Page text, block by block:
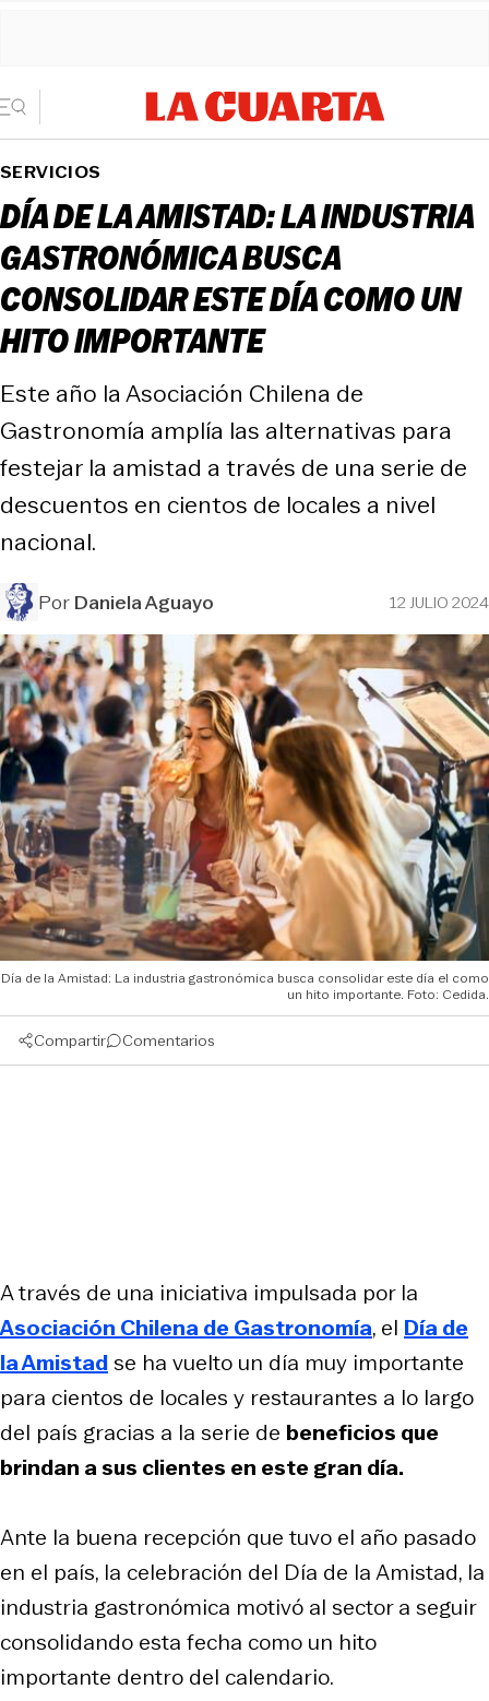
SERVICIOS
DÍA DE LA AMISTAD: LA INDUSTRIA
GASTRONÓMICA BUSCA
CONSOLIDAR ESTE DÍA COMO UN
HITO IMPORTANTE
Este año la Asociación Chilena de
Gastronomía amplía las alternativas para
festejar la amistad a través de una serie de
descuentos en cientos de locales a nivel
nacional.
PorDaniela Aguayo 12 JULIO 2024
Día de la Amistad: La industria gastronómica busca consolidar este día el como
un hito importante. Foto: Cedida.
Compartir Comentarios
A través de una iniciativa impulsada por la
Asociación Chilena de Gastronomía, el Día de
la Amistadse ha vuelto un día muy importante
para cientos de locales y restaurantes a lo largo
del país gracias a la serie de beneficios que
brindan a sus clientes en este gran día.
Ante la buena recepción que tuvo el año pasado
en el país, la celebración del Día de la Amistad, la
industria gastronómica motivó al sector a seguir
consolidando esta fecha como un hito
importante dentro del calendario.